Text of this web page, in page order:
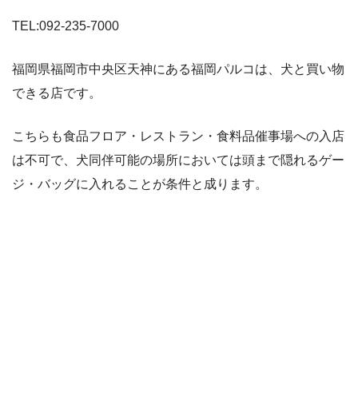
TEL:092-235-7000
福岡県福岡市中央区天神にある福岡パルコは、犬と買い物
できる店です。
こちらも食品フロア・レストラン・食料品催事場への入店
は不可で、犬同伴可能の場所においては頭まで隠れるゲー
ジ・バッグに入れることが条件と成ります。